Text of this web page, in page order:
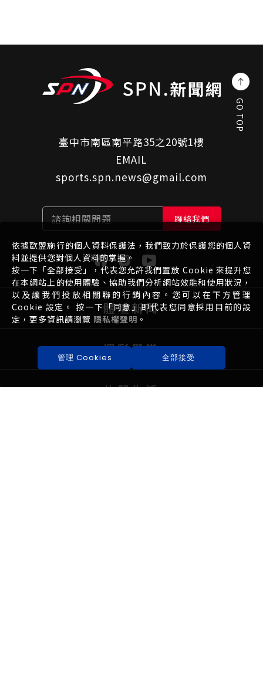
臺中市南區南平路35之20號1樓
EMAIL
sports.spn.news@gmail.com
諮詢相關問題 聯絡我們
體壇新聞
運彩學堂
休閒生活
GO TOP
依據歐盟施行的個人資料保護法，我們致力於保護您的個人資
料並提供您對個人資料的掌握。
按一下「全部接受」，代表您允許我們置放 Cookie 來提升您
在本網站上的使用體驗、協助我們分析網站效能和使用狀況，
以及讓我們投放相關聯的行銷內容。您可以在下方管理
Cookie 設定。 按一下「同意」即代表您同意採用目前的設
定，更多資訊請瀏覽 隱私權聲明 。
管理 Cookies 全部接受